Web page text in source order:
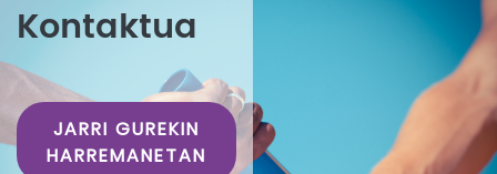
Kontaktua
JARRI GUREKIN
HARREMANETAN